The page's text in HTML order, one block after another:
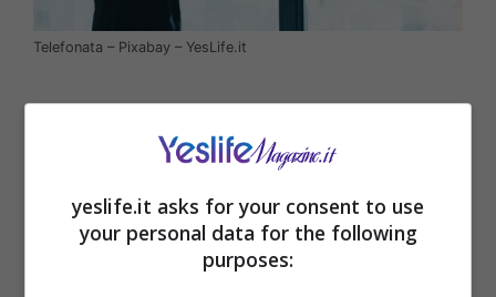
Telefonata – Pixabay – YesLife.it
yeslife.it asks for your consent to use
your personal data for the following
purposes: